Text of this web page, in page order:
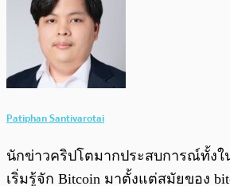
Patiphan Santivarotai
นักข่าวคริปโตมากประสบการณ์ทั้งใ
เริ่มรู้จัก Bitcoin มาตั้งแต่สมัยของ